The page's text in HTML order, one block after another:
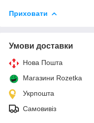
Приховати
Умови доставки
Нова Пошта
Магазини Rozetka
Укрпошта
Самовивіз